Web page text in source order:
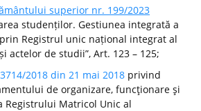
superior nr. 199/2023
studenților. Gestiunea integrată a
Registrul unic național integrat al
actelor de studii”, Art. 123 – 125;
2018 din 21 mai 2018 privind
de organizare, funcţionare şi
Registrului Matricol Unic al